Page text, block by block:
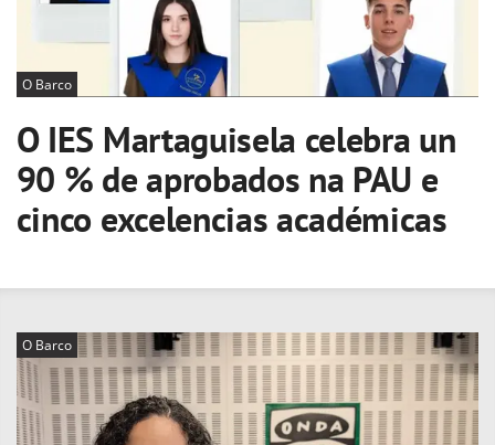
O Barco
O IES Martaguisela celebra un
90 % de aprobados na PAU e
cinco excelencias académicas
O Barco